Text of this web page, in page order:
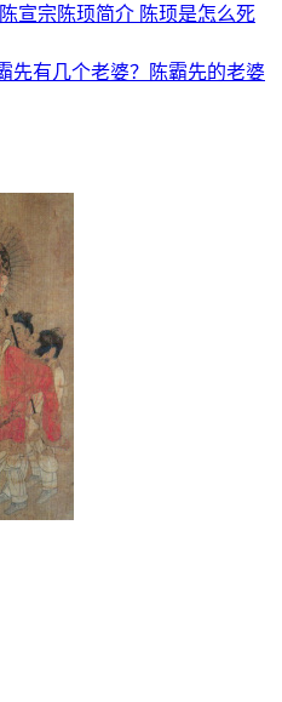
宣宗陈顼简介 陈顼是怎么死
先有几个老婆？陈霸先的老婆